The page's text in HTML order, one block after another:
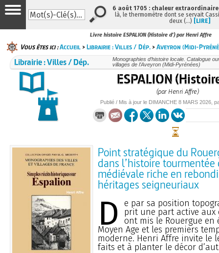
Livre histoire ESPALION (Histoire d') par Henri Affre
Vous êtes ici :Accueil >Librairie : Villes / Dép. >Aveyron (Midi-
Librairie : Villes / Dép.
Monographies d’histoire locale. Catalogue
villages de l’Aveyron (Midi-Pyrénées)
ESPALION
(par Henri Affre)
Publié / Mis à jour le DIMANCHE 8 MARS 2026,
Point stratégique du
dans l’histoire tourmentée
médiévale riche en
héritages seigneuriaux
D
e par sa position
prit une part active aux
ont mis le Rouergue en
Moyen Age et les premiers
moderne. Henri Affre invite le
faits et à planter le décor
6 août 1705 : chaleur
là, le thermomètre dont se servait
deux (…) [LIRE]